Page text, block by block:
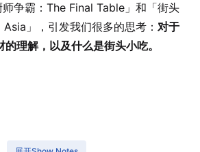
争霸：The Final Table」和「街头
」，引发我们很多的思考： 对于
理解，以及什么是街头小吃。